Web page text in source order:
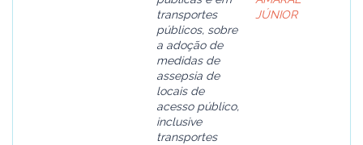
transportes
públicos, sobre
a adoção de
medidas de
assepsia de
locais de
acesso público,
inclusive
transportes
JÚNIOR